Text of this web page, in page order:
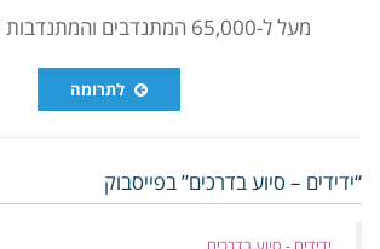
מעל ל-65,000 המתנדבים והמתנדבות מחכים לכם!
לתרומה
“ידידים – סיוע בדרכים” בפייסבוק